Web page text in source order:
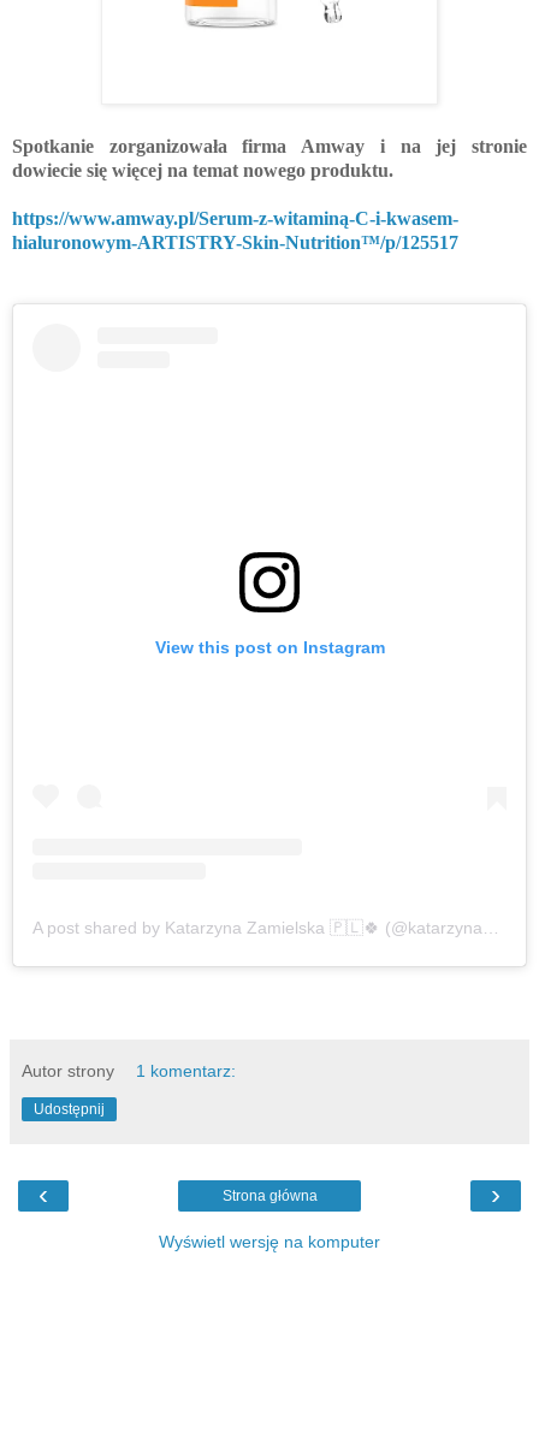
Spotkanie zorganizowała firma Amway i na jej stronie
dowiecie się więcej na temat nowego produktu.
https://www.amway.pl/Serum-z-witaminą-C-i-kwasem-
hialuronowym-ARTISTRY-Skin-Nutrition™/p/125517
View this post on Instagram
Autor strony 1 komentarz:
Udostępnij
‹ ›
Strona główna
Wyświetl wersję na komputer